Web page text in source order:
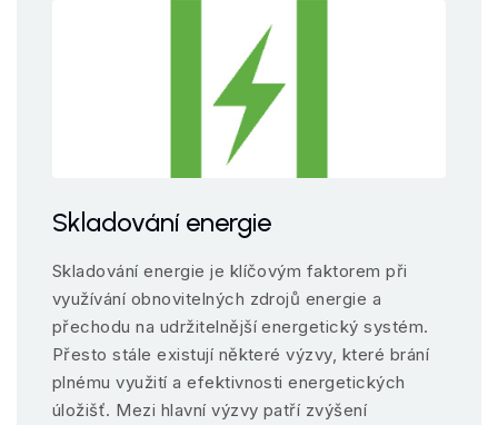
Skladování energie
Skladování energie je klíčovým faktorem při
využívání obnovitelných zdrojů energie a
přechodu na udržitelnější energetický systém.
Přesto stále existují některé výzvy, které brání
plnému využití a efektivnosti energetických
úložišť. Mezi hlavní výzvy patří zvýšení